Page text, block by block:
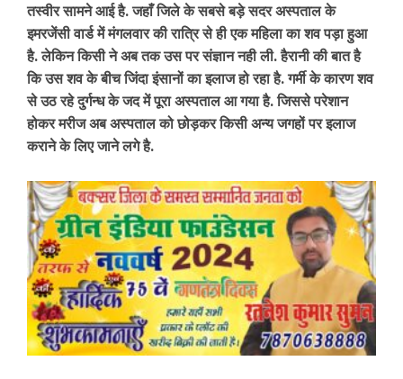
तस्वीर सामने आई है. जहाँ जिले के सबसे बड़े सदर अस्पताल के
इमरजेंसी वार्ड में मंगलवार की रात्रि से ही एक महिला का शव पड़ा हुआ
है. लेकिन किसी ने अब तक उस पर संज्ञान नही ली. हैरानी की बात है
कि उस शव के बीच जिंदा इंसानों का इलाज हो रहा है. गर्मी के कारण शव
से उठ रहे दुर्गन्ध के जद में पूरा अस्पताल आ गया है. जिससे परेशान
होकर मरीज अब अस्पताल को छोड़कर किसी अन्य जगहों पर इलाज
कराने के लिए जाने लगे है.